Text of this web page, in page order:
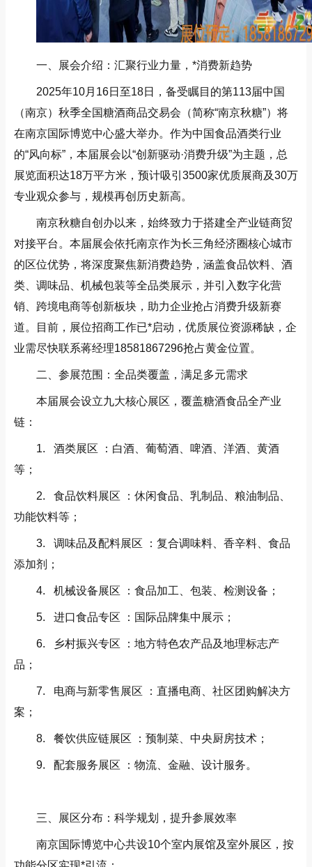
一、展会介绍：汇聚行业力量，*消费新趋势
2025年10月16日至18日，备受瞩目的第113届中国
（南京）秋季全国糖酒商品交易会（简称“南京秋糖”）将
在南京国际博览中心盛大举办。作为中国食品酒类行业
的“风向标”，本届展会以“创新驱动·消费升级”为主题，总
展览面积达18万平方米，预计吸引3500家优质展商及30万
专业观众参与，规模再创历史新高。
南京秋糖自创办以来，始终致力于搭建全产业链商贸
对接平台。本届展会依托南京作为长三角经济圈核心城市
的区位优势，将深度聚焦新消费趋势，涵盖食品饮料、酒
类、调味品、机械包装等全品类展示，并引入数字化营
销、跨境电商等创新板块，助力企业抢占消费升级新赛
道。目前，展位招商工作已*启动，优质展位资源稀缺，企
业需尽快联系蒋经理18581867296抢占黄金位置。
二、参展范围：全品类覆盖，满足多元需求
本届展会设立九大核心展区，覆盖糖酒食品全产业
链：
1. 酒类展区 ：白酒、葡萄酒、啤酒、洋酒、黄酒
等；
2. 食品饮料展区 ：休闲食品、乳制品、粮油制品、
功能饮料等；
3. 调味品及配料展区 ：复合调味料、香辛料、食品
添加剂；
4. 机械设备展区 ：食品加工、包装、检测设备；
5. 进口食品专区 ：国际品牌集中展示；
6. 乡村振兴专区 ：地方特色农产品及地理标志产
品；
7. 电商与新零售展区 ：直播电商、社区团购解决方
案；
8. 餐饮供应链展区 ：预制菜、中央厨房技术；
9. 配套服务展区 ：物流、金融、设计服务。
三、展区分布：科学规划，提升参展效率
南京国际博览中心共设10个室内展馆及室外展区，按